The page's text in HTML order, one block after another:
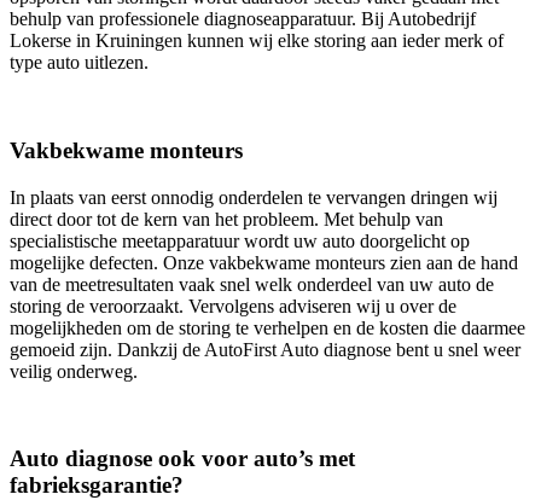
behulp van professionele diagnoseapparatuur. Bij Autobedrijf
Lokerse in Kruiningen kunnen wij elke storing aan ieder merk of
type auto uitlezen.
Vakbekwame monteurs
In plaats van eerst onnodig onderdelen te vervangen dringen wij
direct door tot de kern van het probleem. Met behulp van
specialistische meetapparatuur wordt uw auto doorgelicht op
mogelijke defecten. Onze vakbekwame monteurs zien aan de hand
van de meetresultaten vaak snel welk onderdeel van uw auto de
storing de veroorzaakt. Vervolgens adviseren wij u over de
mogelijkheden om de storing te verhelpen en de kosten die daarmee
gemoeid zijn. Dankzij de AutoFirst Auto diagnose bent u snel weer
veilig onderweg.
Auto diagnose ook voor auto’s met
fabrieksgarantie?